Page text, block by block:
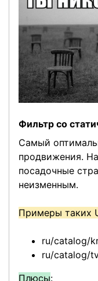
Фильтр со
Самый
продвижения.
посадочные
неизменным.
Примеры таких
ru/catalog/
ru/catalog/
Плюсы: